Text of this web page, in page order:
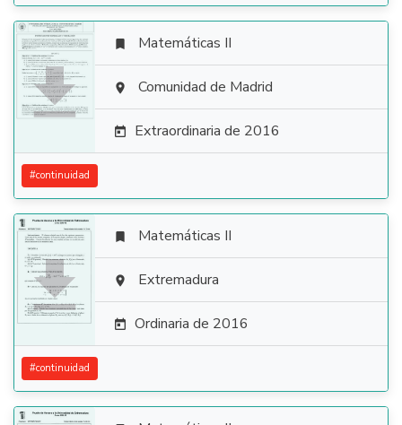

 Matemáticas II
 Comunidad de Madrid
 Extraordinaria de 2016
#continuidad

 Matemáticas II
 Extremadura
 Ordinaria de 2016
#continuidad